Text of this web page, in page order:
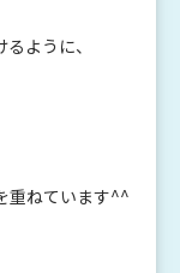
ように、
重ねています^^